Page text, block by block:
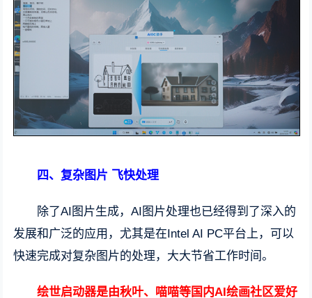
四、复杂图片 飞快处理
除了AI图片生成，AI图片处理也已经得到了深入的
发展和广泛的应用，尤其是在Intel AI PC平台上，可以
快速完成对复杂图片的处理，大大节省工作时间。
绘世启动器是由秋叶、喵喵等国内AI绘画社区爱好